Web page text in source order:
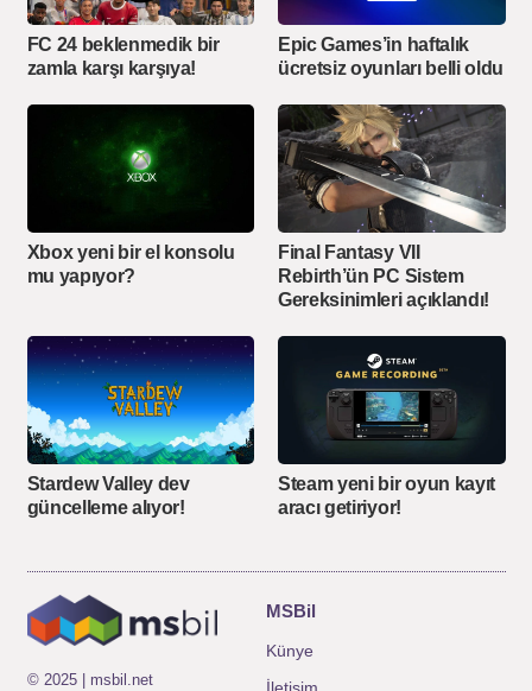
FC 24 beklenmedik bir
zamla karşı karşıya!
Epic Games’in haftalık
ücretsiz oyunları belli oldu
Xbox yeni bir el konsolu
mu yapıyor?
Final Fantasy VII
Rebirth’ün PC Sistem
Gereksinimleri açıklandı!
Stardew Valley dev
güncelleme alıyor!
Steam yeni bir oyun kayıt
aracı getiriyor!
© 2025 | msbil.net
MSBil
Künye